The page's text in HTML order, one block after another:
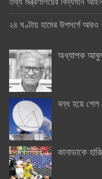
২৪ ঘণ্টায় হামের উপসর্গে
অধ্যাপক
বন্ধ হয়ে গেল
কানাডাকে